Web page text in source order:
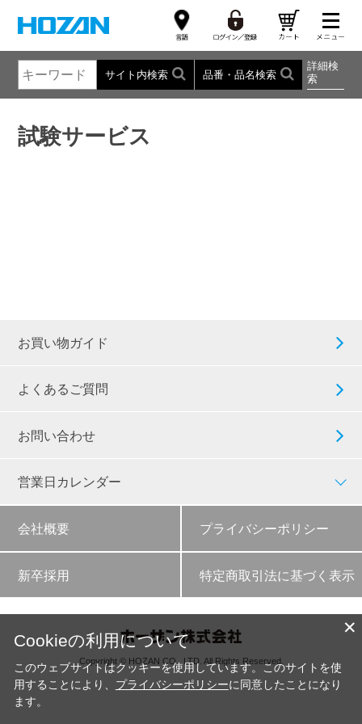
サイト内検索 品番・品名検索
詳細検
索
試験サービス
お買い物ガイド
よくあるご質問
お問い合わせ
営業日カレンダー
会社概要 プライバシーポリシー
新卒採用 特定商取引法に基づく表示
Copyright © HOZAN CO., LTD. All Rights Reserved.
✕
Cookieの利用について
このウェブサイトはクッキーを使用しています。このサイトを使
用することにより、 プライバシーポリシーに同意したことになり
ます。